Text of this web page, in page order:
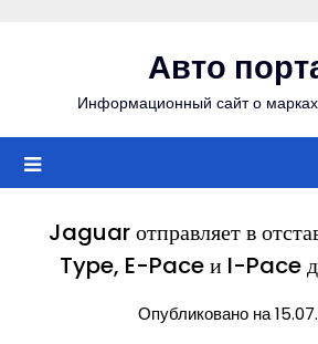
Авто
Информационный сайт о
Jaguar отправляет в
Type, E-Pace и I-Pace
Опубликовано на